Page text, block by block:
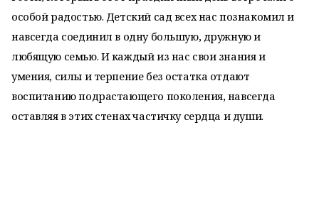
особой радостью. Детский сад всех нас познакомил и
навсегда соединил в одну большую, дружную и
любящую семью. И каждый из нас свои знания и
умения, силы и терпение без остатка отдают
воспитанию подрастающего поколения, навсегда
оставляя в этих стенах частичку сердца и души.